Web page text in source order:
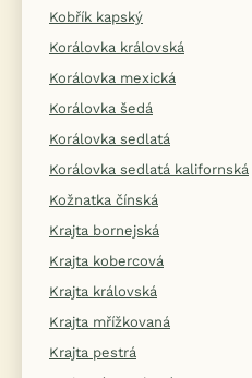
Kobřík kapský
Korálovka královská
Korálovka mexická
Korálovka šedá
Korálovka sedlatá
Korálovka sedlatá kalifornská
Kožnatka čínská
Krajta bornejská
Krajta kobercová
Krajta královská
Krajta mřížkovaná
Krajta pestrá